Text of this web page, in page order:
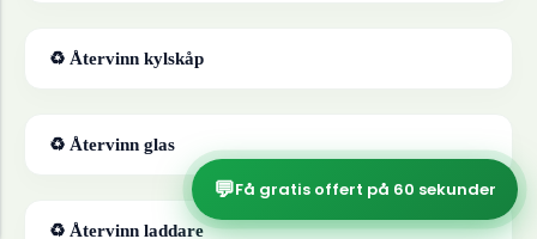
♻ Återvinn kylskåp
♻ Återvinn glas
♻ Återvinn laddare
💬Få gratis offert på 60 sekunder